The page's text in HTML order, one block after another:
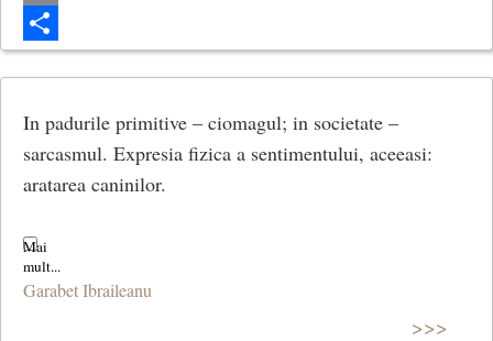
Email
Share
In padurile primitive – ciomagul; in societate –
sarcasmul. Expresia fizica a sentimentului, aceeasi:
aratarea caninilor.
Garabet Ibraileanu
>>>